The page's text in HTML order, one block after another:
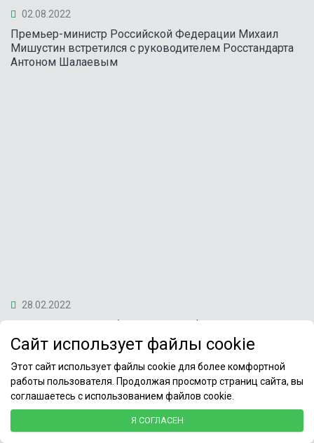
02.08.2022
Премьер-министр Российской Федерации Михаил
Мишустин встретился с руководителем Росстандарта
Антоном Шалаевым
28.02.2022
здравоохранения
Сайт использует файлы cookie
Этот сайт использует файлы cookie для более комфортной
работы пользователя. Продолжая просмотр страниц сайта, вы
соглашаетесь с использованием файлов cookie.
Я СОГЛАСЕН